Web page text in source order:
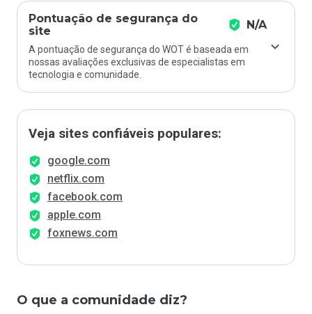
Pontuação de segurança do
site
N/A
A pontuação de segurança do WOT é baseada em
nossas avaliações exclusivas de especialistas em
tecnologia e comunidade.
Veja sites confiáveis populares:
google.com
netflix.com
facebook.com
apple.com
foxnews.com
O que a comunidade diz?